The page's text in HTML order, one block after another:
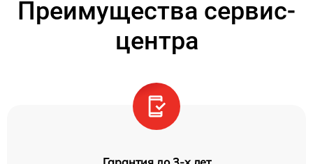
Преимущества сервис-
центра